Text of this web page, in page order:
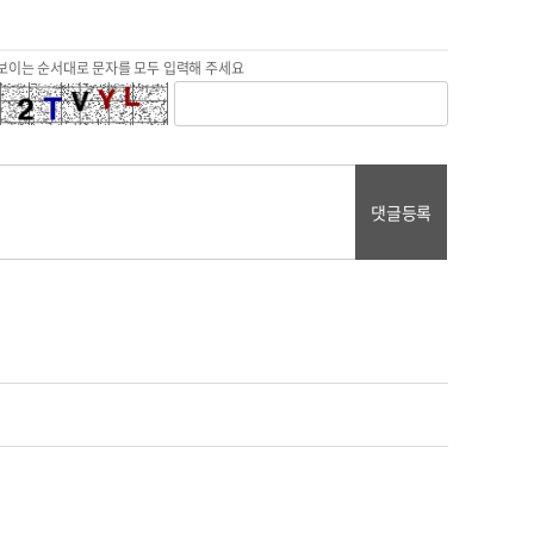
이는 순서대로 문자를 모두 입력해 주세요
댓글등록